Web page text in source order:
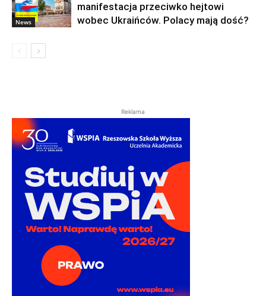
News
manifestacja przeciwko hejtowi
wobec Ukraińców. Polacy mają dość?
Reklama